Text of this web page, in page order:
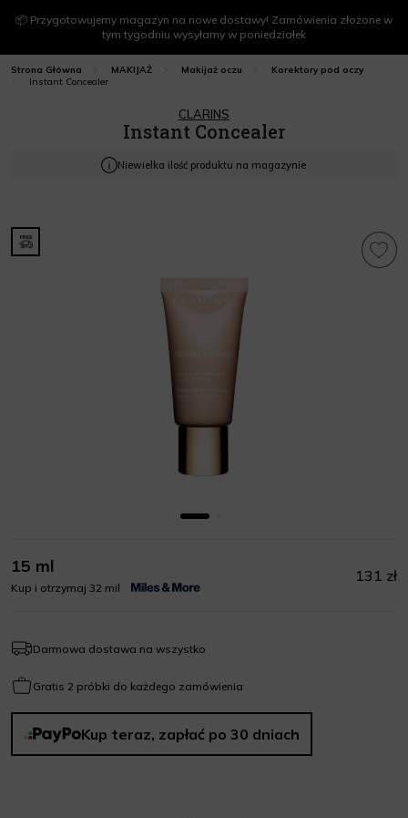
📦 Przygotowujemy magazyn na nowe dostawy! Zamówienia złożone w
tym tygodniu wysyłamy w poniedziałek
Strona Główna MAKIJAŻ Makijaż oczu
Korektory pod oczy
Instant Concealer
CLARINS
Instant Concealer
Niewielka ilość produktu na magazynie
15 ml
Kup i otrzymaj 32 mil
131 zł
Darmowa dostawa na wszystko
Gratis 2 próbki do każdego zamówienia
Kup teraz, zapłać po 30 dniach